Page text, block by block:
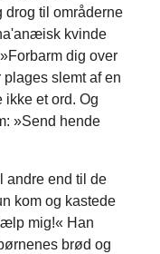
drog til områderne
kvinde
dig over
slemt af en
et ord. Og
»Send hende
andre end til de
kom og kastede
mig!« Han
brød og